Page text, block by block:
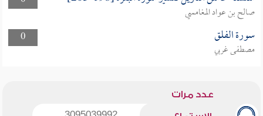
صالح بن عواد المغامسي
0
سورة الفلق
مصطفى غربي
عدد مرات